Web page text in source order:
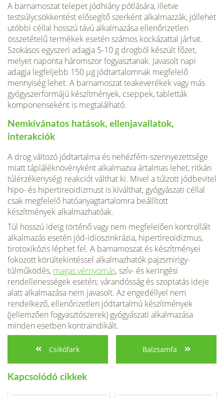
A barnamoszat telepet jódhiány pótlására, illetve
testsúlycsökkentést elősegítő szerként alkalmazzák, jóllehet
utóbbi céllal hosszú távú alkalmazása ellenőrizetlen
összetételű ter­mékek esetén számos kockázattal járhat.
Szokásos egyszeri adagja 5-10 g drogból készült főzet,
melyet naponta háromszor fogyasztanak. Javasolt napi
adagja legfeljebb 150 µg jódtartalomnak megfelelő
mennyiség lehet. A barnamoszat teakeverékek vagy más
gyógy­szerformájú készítmények, cseppek, tabletták
komponenseként is megtalálható.
Nemkívánatos hatások, ellenjavallatok,
interakciók
A drog változó jódtartalma és nehézfém-szennyezettsége
miatt tápláléknövényként alkal­mazva ártalmas lehet, ritkán
túlérzékenységi reakciót válthat ki. Mivel a túlzott jódbevitel
hipo- és hipertireoidizmust is kiválthat, gyógyászati céllal
csak megfelelő hatóanyagtartalomra beállított
készítmények alkalmazhatóak.
Túl hosszú ideig történő vagy nem meg­felelően kontrollált
alkalmazás esetén jód-idioszinkrázia, hipertireoidizmus,
tirotoxikózis léphet fel. A barnamoszat és készítményei
fokozott körültekintéssel alkalmazhatók pajzs­mirigy-
túlműködés, magas vérnyomás, szív- és keringési
rendellenességek esetén; váran­dósság és szoptatás ideje
alatt alkalmazása nem javasolt. Az engedéllyel nem
rendelkező, ellenőrizetlen jódtartalmú készítmények
(jellemzően fogyasztószerek) gyógyászati alkal­mazása
minden esetben kontraindikált.
Csikófark Balzsamfa
Kapcsolódó cikkek